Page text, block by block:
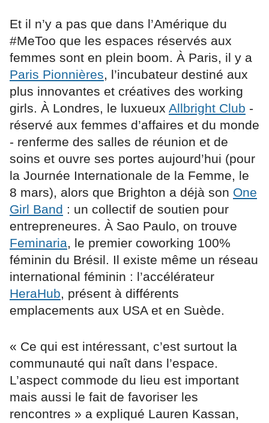
Et il n’y a pas que dans l’Amérique du
#MeToo que les espaces réservés aux
femmes sont en plein boom. À Paris, il y a
Paris Pionnières, l’incubateur destiné aux
plus innovantes et créatives des working
girls. À Londres, le luxueux Allbright Club -
réservé aux femmes d’affaires et du monde
- renferme des salles de réunion et de
soins et ouvre ses portes aujourd’hui (pour
la Journée Internationale de la Femme, le
8 mars), alors que Brighton a déjà son One
Girl Band : un collectif de soutien pour
entrepreneures. À Sao Paulo, on trouve
Feminaria, le premier coworking 100%
féminin du Brésil. Il existe même un réseau
international féminin : l’accélérateur
HeraHub, présent à différents
emplacements aux USA et en Suède.
« Ce qui est intéressant, c’est surtout la
communauté qui naît dans l’espace.
L’aspect commode du lieu est important
mais aussi le fait de favoriser les
rencontres » a expliqué Lauren Kassan,